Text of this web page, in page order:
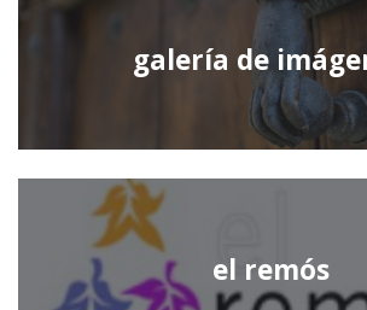
galería de
el remós